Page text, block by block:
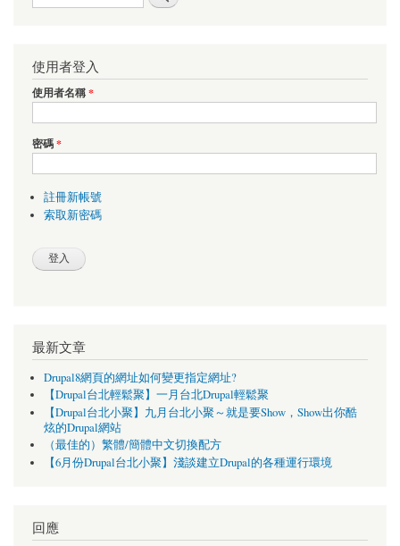
使用者登入
使用者名稱*
密碼*
註冊新帳號
索取新密碼
最新文章
Drupal8網頁的網址如何變更指定網址?
【Drupal台北輕鬆聚】一月台北Drupal輕鬆聚
【Drupal台北小聚】九月台北小聚～就是要Show，Show出你酷
炫的Drupal網站
（最佳的）繁體/簡體中文切換配方
【6月份Drupal台北小聚】淺談建立Drupal的各種運行環境
回應